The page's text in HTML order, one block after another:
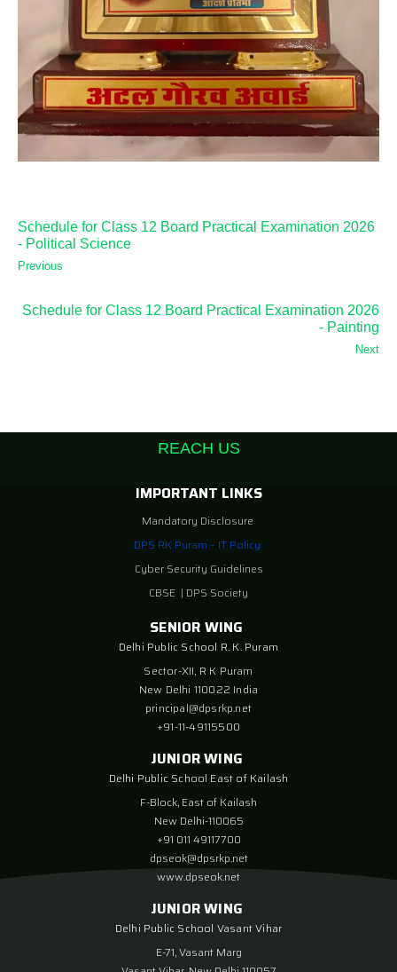
Schedule for Class 12 Board Practical Examination 2026
- Political Science
Previous
Schedule for Class 12 Board Practical Examination 2026
- Painting
Next
REACH US
IMPORTANT LINKS
Mandatory Disclosure
DPS RK Puram – IT Policy
Cyber Security Guidelines
CBSE | DPS Society
SENIOR WING
Delhi Public School R. K. Puram
Sector-XII, R K Puram
New Delhi 110022 India
principal@dpsrkp.net
+91-11-49115500
JUNIOR WING
Delhi Public School East of Kailash
F-Block, East of Kailash
New Delhi-110065
+91 011 49117700
dpseok@dpsrkp.net
www.dpseok.net
JUNIOR WING
Delhi Public School Vasant Vihar
E-71, Vasant Marg